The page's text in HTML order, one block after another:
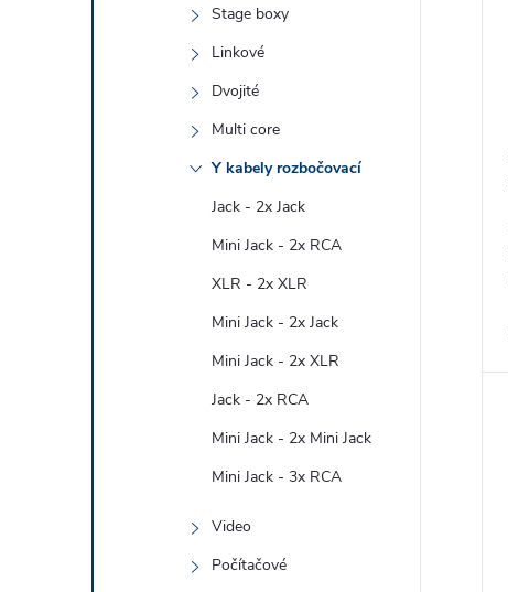
Stage boxy
Linkové
Dvojité
Multi core
Y kabely rozbočovací
Jack - 2x Jack
Mini Jack - 2x RCA
XLR - 2x XLR
Mini Jack - 2x Jack
Mini Jack - 2x XLR
Jack - 2x RCA
Mini Jack - 2x Mini Jack
Mini Jack - 3x RCA
Video
Počítačové